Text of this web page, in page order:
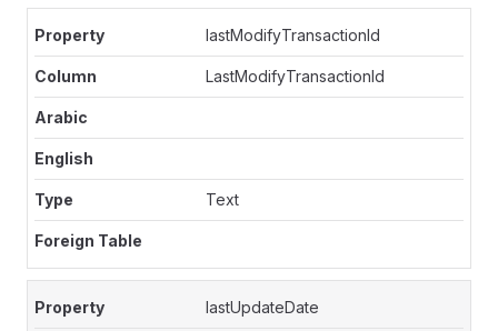
lastModifyTransactionId
LastModifyTransactionId
Text
lastUpdateDate